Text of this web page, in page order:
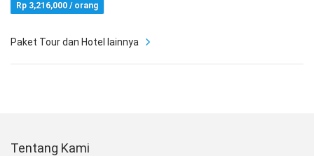
Rp 3,216,000 / orang
Paket Tour dan Hotel lainnya
Tentang Kami